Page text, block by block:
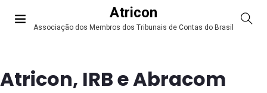
Atricon
Associação dos Membros dos Tribunais de Contas do Brasil
Atricon, IRB e Abracom